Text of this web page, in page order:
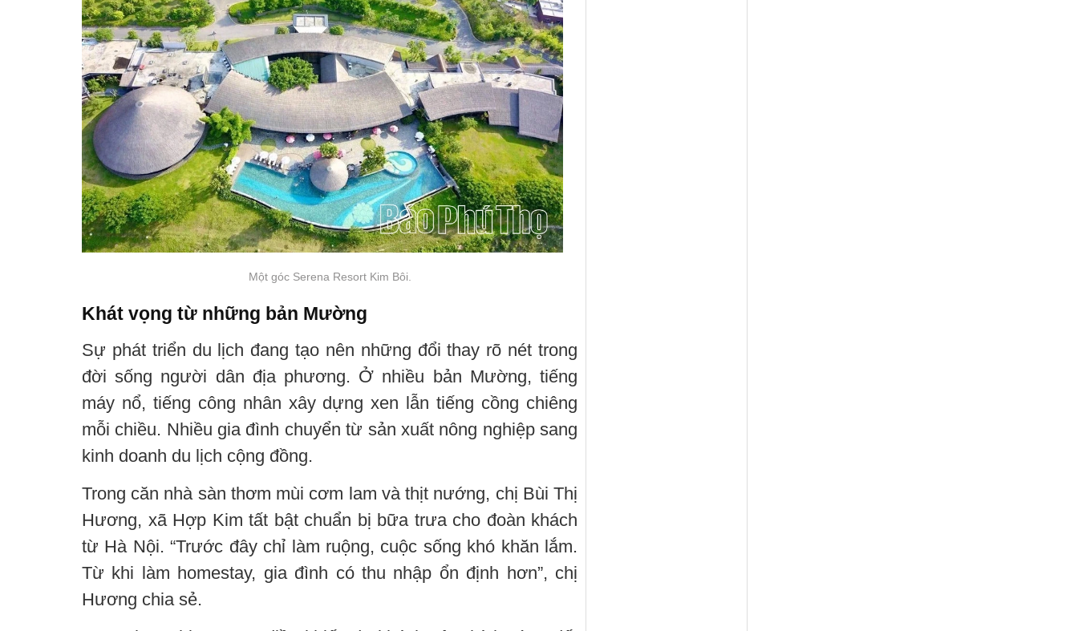
Một góc Serena Resort Kim Bôi.
Khát vọng từ những bản Mường
Sự phát triển du lịch đang tạo nên những đổi thay rõ nét trong
đời sống người dân địa phương. Ở nhiều bản Mường, tiếng
máy nổ, tiếng công nhân xây dựng xen lẫn tiếng cồng chiêng
mỗi chiều. Nhiều gia đình chuyển từ sản xuất nông nghiệp sang
kinh doanh du lịch cộng đồng.
Trong căn nhà sàn thơm mùi cơm lam và thịt nướng, chị Bùi Thị
Hương, xã Hợp Kim tất bật chuẩn bị bữa trưa cho đoàn khách
từ Hà Nội. “Trước đây chỉ làm ruộng, cuộc sống khó khăn lắm.
Từ khi làm homestay, gia đình có thu nhập ổn định hơn”, chị
Hương chia sẻ.